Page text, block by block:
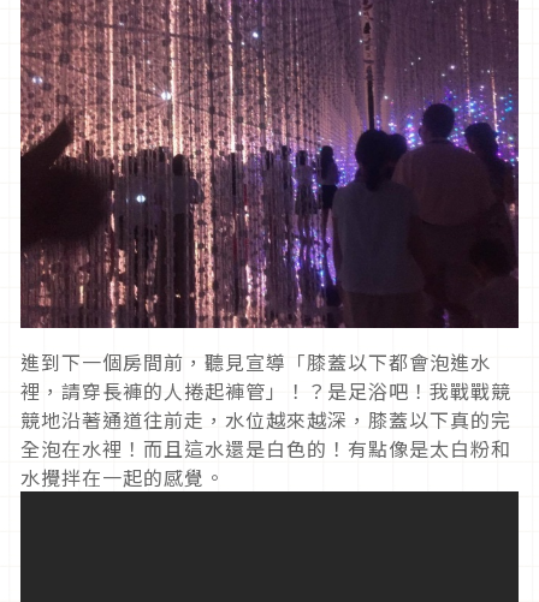
進到下一個房間前，聽見宣導「膝蓋以下都會泡進水
裡，請穿長褲的人捲起褲管」！？是足浴吧！我戰戰競
競地沿著通道往前走，水位越來越深，膝蓋以下真的完
全泡在水裡！而且這水還是白色的！有點像是太白粉和
水攪拌在一起的感覺。